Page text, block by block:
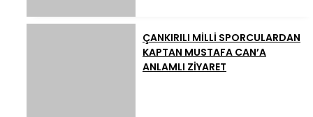
ÇANKIRILI MİLLİ SPORCULARDAN
KAPTAN MUSTAFA CAN’A
ANLAMLI ZİYARET